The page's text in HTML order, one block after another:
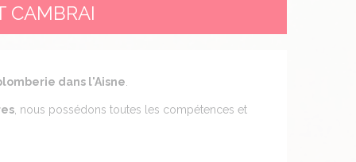
CAMBRAI
dans l'Aisne
, nous possédons toutes les compétences et